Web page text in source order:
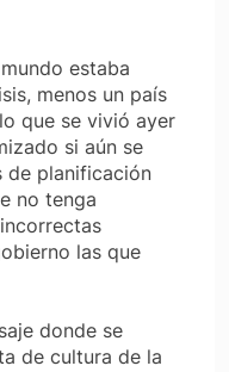
estaba
menos un país
que se vivió ayer
si aún se
de planificación
no tenga
las que
donde se
de cultura de la